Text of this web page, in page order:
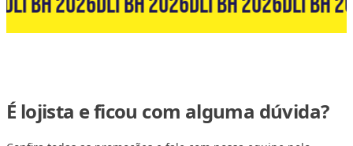
É lojista e ficou com alguma dúvida?